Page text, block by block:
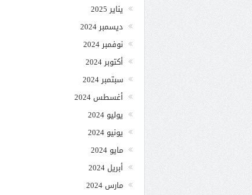
يناير 2025
ديسمبر 2024
نوفمبر 2024
أكتوبر 2024
سبتمبر 2024
أغسطس 2024
يوليو 2024
يونيو 2024
مايو 2024
أبريل 2024
مارس 2024